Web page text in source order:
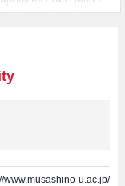
ปริญญา・วิทยาลัย
หรือGraduate
of Political Science
ScienceหรือGraduate
หรือGraduate
รือBusiness
เป็นต้นไว้ด้วยดังนั้นขอ
www.musashino-u.ac.jp/